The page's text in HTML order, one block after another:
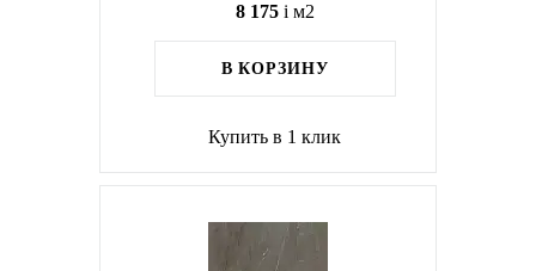
8 175 i м2
В КОРЗИНУ
Купить в 1 клик